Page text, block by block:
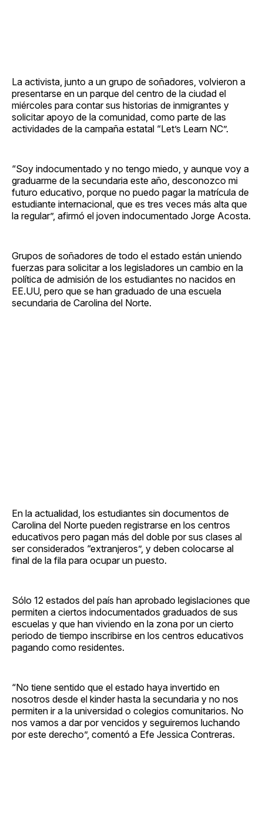
La activista, junto a un grupo de soñadores, volvieron a
presentarse en un parque del centro de la ciudad el
miércoles para contar sus historias de inmigrantes y
solicitar apoyo de la comunidad, como parte de las
actividades de la campaña estatal “Let’s Learn NC”.
“Soy indocumentado y no tengo miedo, y aunque voy a
graduarme de la secundaria este año, desconozco mi
futuro educativo, porque no puedo pagar la matrícula de
estudiante internacional, que es tres veces más alta que
la regular”, afirmó el joven indocumentado Jorge Acosta.
Grupos de soñadores de todo el estado están uniendo
fuerzas para solicitar a los legisladores un cambio en la
política de admisión de los estudiantes no nacidos en
EE.UU, pero que se han graduado de una escuela
secundaria de Carolina del Norte.
En la actualidad, los estudiantes sin documentos de
Carolina del Norte pueden registrarse en los centros
educativos pero pagan más del doble por sus clases al
ser considerados “extranjeros”, y deben colocarse al
final de la fila para ocupar un puesto.
Sólo 12 estados del país han aprobado legislaciones que
permiten a ciertos indocumentados graduados de sus
escuelas y que han viviendo en la zona por un cierto
periodo de tiempo inscribirse en los centros educativos
pagando como residentes.
“No tiene sentido que el estado haya invertido en
nosotros desde el kinder hasta la secundaria y no nos
permiten ir a la universidad o colegios comunitarios. No
nos vamos a dar por vencidos y seguiremos luchando
por este derecho”, comentó a Efe Jessica Contreras.